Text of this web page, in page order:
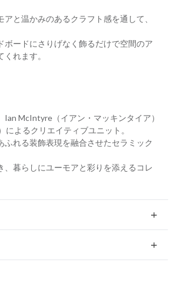
と温かみのあるクラフト感を通して、
ードにさりげなく飾るだけで空間のア
れます。
McIntyre（イアン・マッキンタイア）
よるクリエイティブユニット。
れる装飾表現を融合させたセラミック
暮らしにユーモアと彩りを添えるコレ